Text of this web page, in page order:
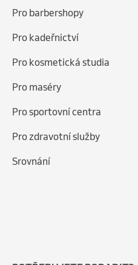
Pro barbershopy
Pro kadeřnictví
Pro kosmetická studia
Pro maséry
Pro sportovní centra
Pro zdravotní služby
Srovnání